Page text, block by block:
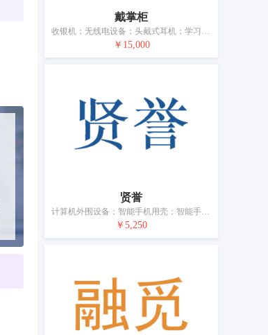
戴掌柜
收银机；无线电设备；头戴式耳机；学习机；扬声器音箱；摄像机；电视机；麦克风；个人用防事故装置；电门铃
￥15,000
贤誉
计算机外围设备；智能手机用壳；智能手机；扬声器；照相机（摄影）；电源材料（电线、电缆）；电插头；防盗报警器；眼镜；电池
￥5,250